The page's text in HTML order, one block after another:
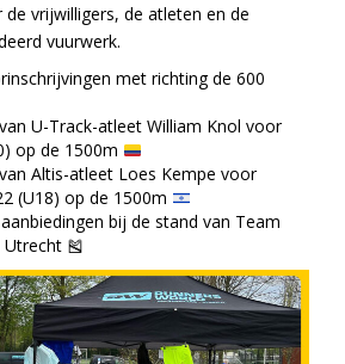
de vrijwilligers, de atleten en de
vuurwerk.
met richting de 600
U-Track-atleet William Knol voor
op de 1500m
Altis-atleet Loes Kempe voor
(U18) op de 1500m
bij de stand van Team
Utrecht 🎽